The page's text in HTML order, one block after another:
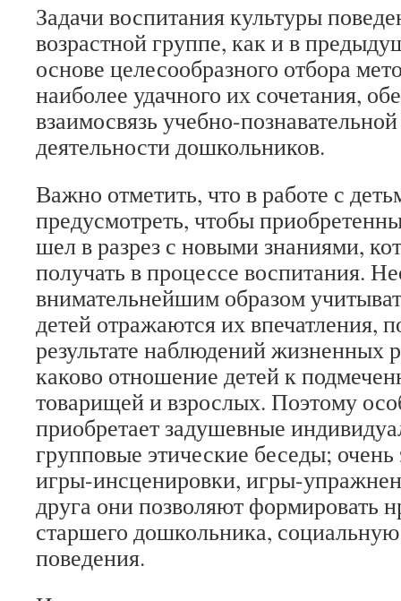
Задачи воспитания культуры
возрастной группе, как и в
основе целесообразного отбора
наиболее удачного их сочетания,
взаимосвязь учебно-
деятельности дошкольников.
Важно отметить, что в работе с
предусмотреть, чтобы
шел в разрез с новыми знаниями,
получать в процессе воспитания.
внимательнейшим образом
детей отражаются их впечатления,
результате наблюдений жизненных
каково отношение детей к
товарищей и взрослых. Поэтому
приобретает задушевные
групповые этические беседы;
игры-инсценировки, игры-
друга они позволяют формировать
старшего дошкольника, социальную
поведения.